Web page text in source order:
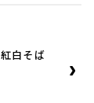
白そば